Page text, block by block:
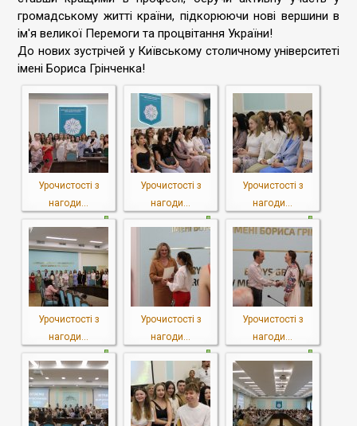
громадському житті країни, підкорюючи нові вершини в
ім'я великої Перемоги та процвітання України!
До нових зустрічей у Київському столичному університеті
імені Бориса Грінченка!
Урочистості з
нагоди...
Урочистості з
нагоди...
Урочистості з
нагоди...
Урочистості з
нагоди...
Урочистості з
нагоди...
Урочистості з
нагоди...